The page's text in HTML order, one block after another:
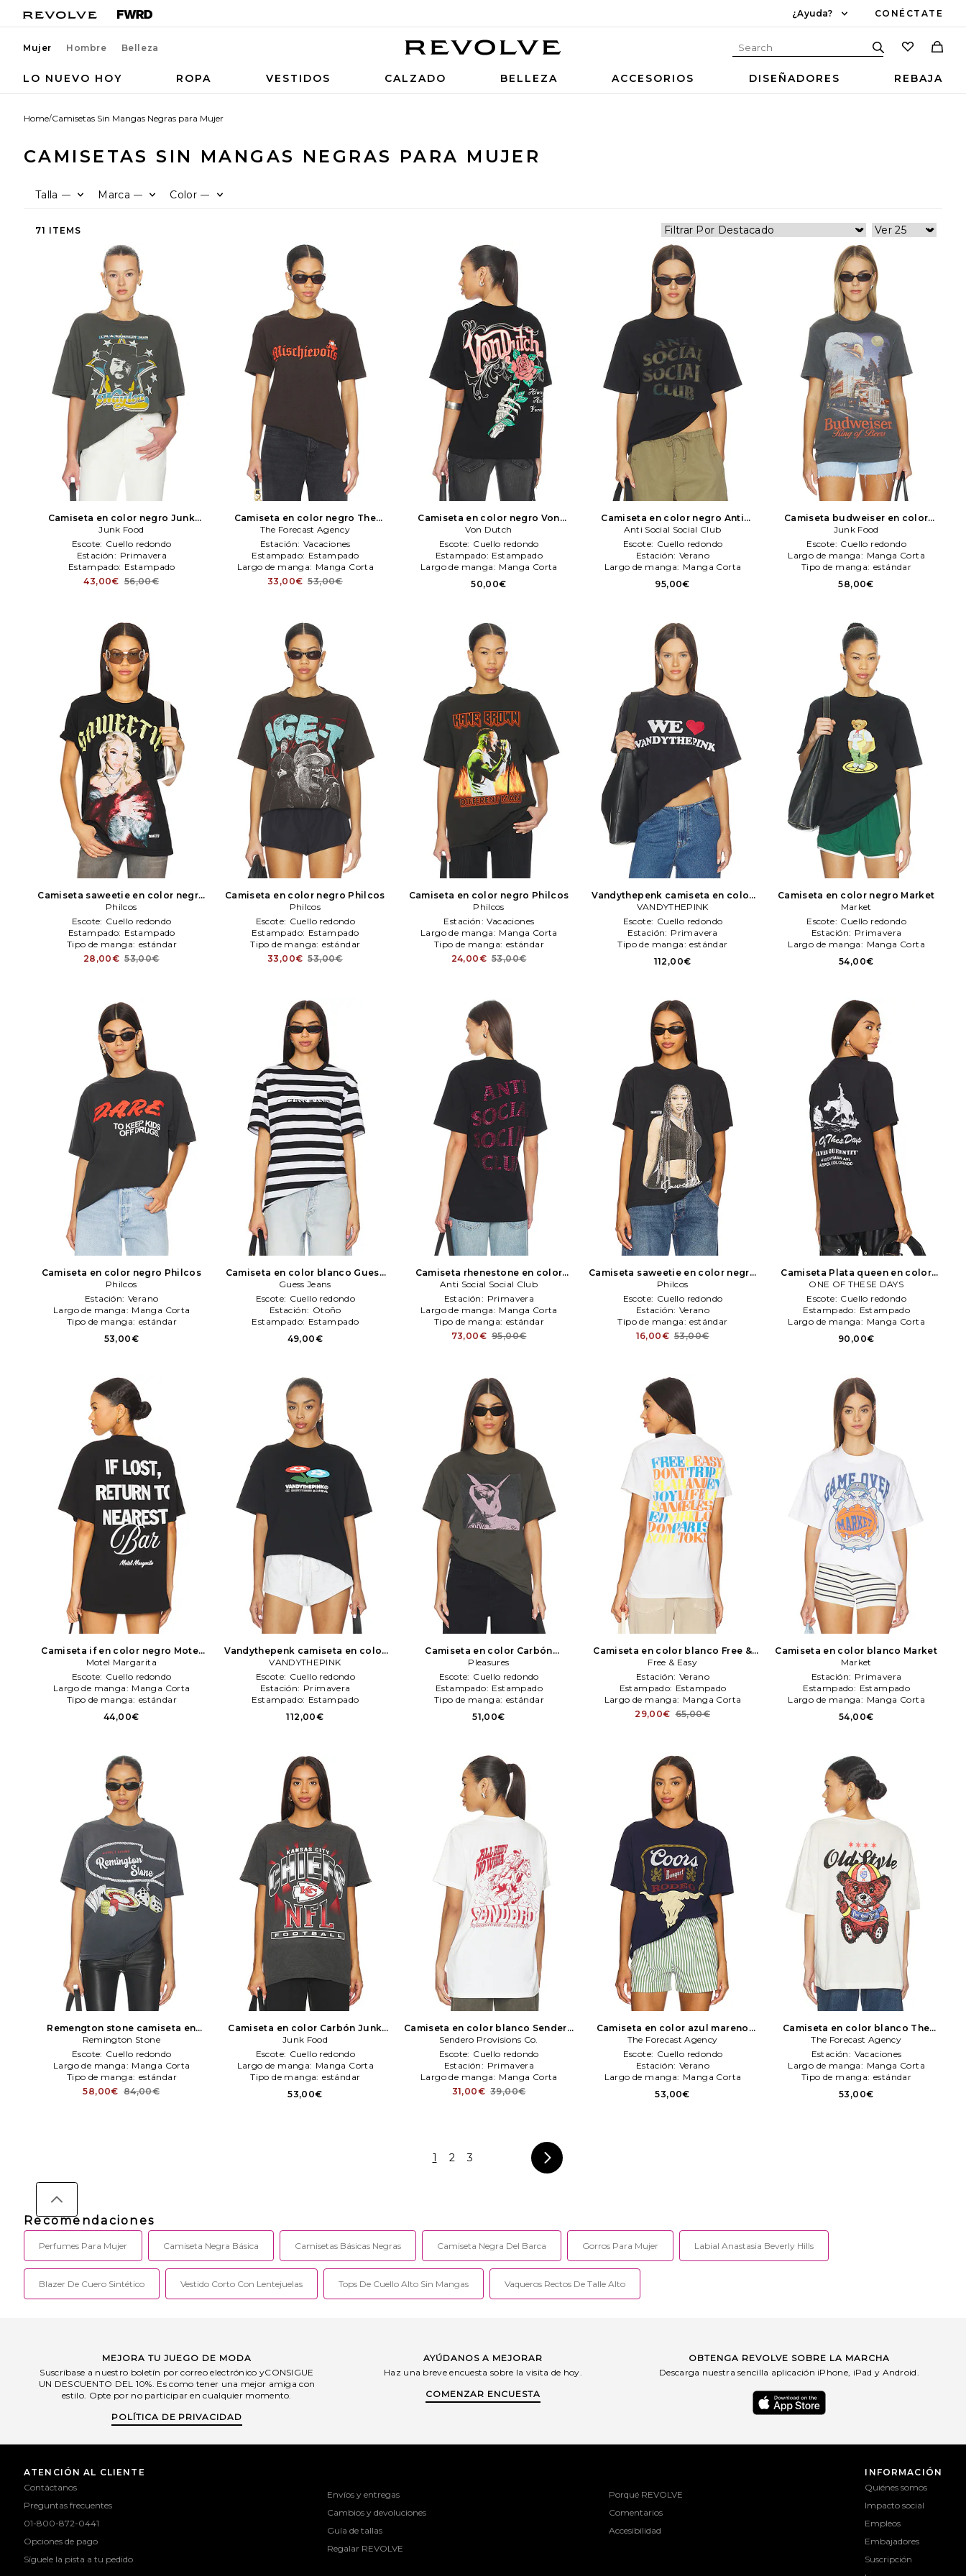
¿Ayuda? CONÉCTATE
Mujer Hombre Belleza
LO NUEVO HOY ROPA VESTIDOS CALZADO BELLEZA ACCESORIOS DISEÑADORES REBAJA
Home/Camisetas Sin Mangas Negras para Mujer
CAMISETAS SIN MANGAS NEGRAS PARA MUJER
Talla — Marca — Color —
71 ITEMS
Camiseta en color negro Junk
Food
Junk Food
Escote: Cuello redondo
Estación: Primavera
Estampado: Estampado
43,00€ 56,00€
Camiseta en color negro The
Forecast Agency
The Forecast Agency
Estación: Vacaciones
Estampado: Estampado
Largo de manga: Manga Corta
33,00€ 53,00€
Camiseta en color negro Von
Dutch
Von Dutch
Escote: Cuello redondo
Estampado: Estampado
Largo de manga: Manga Corta
50,00€
Camiseta en color negro Anti
Social Social Club
Anti Social Social Club
Escote: Cuello redondo
Estación: Verano
Largo de manga: Manga Corta
95,00€
Camiseta budweiser en color
negro Junk Food
Junk Food
Escote: Cuello redondo
Largo de manga: Manga Corta
Tipo de manga: estándar
58,00€
Camiseta saweetie en color negro
Philcos
Philcos
Escote: Cuello redondo
Estampado: Estampado
Tipo de manga: estándar
28,00€ 53,00€
Camiseta en color negro Philcos
Philcos
Escote: Cuello redondo
Estampado: Estampado
Tipo de manga: estándar
33,00€ 53,00€
Camiseta en color negro Philcos
Philcos
Estación: Vacaciones
Largo de manga: Manga Corta
Tipo de manga: estándar
24,00€ 53,00€
Vandythepenk camiseta en color
negro VANDYTHEPINK
VANDYTHEPINK
Escote: Cuello redondo
Estación: Primavera
Tipo de manga: estándar
112,00€
Camiseta en color negro Market
Market
Escote: Cuello redondo
Estación: Primavera
Largo de manga: Manga Corta
54,00€
Camiseta en color negro Philcos
Philcos
Estación: Verano
Largo de manga: Manga Corta
Tipo de manga: estándar
53,00€
Camiseta en color blanco Guess
Jeans
Guess Jeans
Escote: Cuello redondo
Estación: Otoño
Estampado: Estampado
49,00€
Camiseta rhenestone en color
negro Anti Social Social Club
Anti Social Social Club
Estación: Primavera
Largo de manga: Manga Corta
Tipo de manga: estándar
73,00€ 95,00€
Camiseta saweetie en color negro
Philcos
Philcos
Escote: Cuello redondo
Estación: Verano
Tipo de manga: estándar
16,00€ 53,00€
Camiseta Plata queen en color
negro ONE OF THESE DAYS
ONE OF THESE DAYS
Escote: Cuello redondo
Estampado: Estampado
Largo de manga: Manga Corta
90,00€
Camiseta if en color negro Motel
Margarita
Motel Margarita
Escote: Cuello redondo
Largo de manga: Manga Corta
Tipo de manga: estándar
44,00€
Vandythepenk camiseta en color
negro VANDYTHEPINK
VANDYTHEPINK
Escote: Cuello redondo
Estación: Primavera
Estampado: Estampado
112,00€
Camiseta en color Carbón
Pleasures
Pleasures
Escote: Cuello redondo
Estampado: Estampado
Tipo de manga: estándar
51,00€
Camiseta en color blanco Free &
Easy
Free & Easy
Estación: Verano
Estampado: Estampado
Largo de manga: Manga Corta
29,00€ 65,00€
Camiseta en color blanco Market
Market
Estación: Primavera
Estampado: Estampado
Largo de manga: Manga Corta
54,00€
Remengton stone camiseta en
color azul mareno Remington
Stone
Remington Stone
Escote: Cuello redondo
Largo de manga: Manga Corta
Tipo de manga: estándar
58,00€ 84,00€
Camiseta en color Carbón Junk
Food
Junk Food
Escote: Cuello redondo
Largo de manga: Manga Corta
Tipo de manga: estándar
53,00€
Camiseta en color blanco Sendero
Provisions Co.
Sendero Provisions Co.
Escote: Cuello redondo
Estación: Primavera
Largo de manga: Manga Corta
31,00€ 39,00€
Camiseta en color azul mareno
The Forecast Agency
The Forecast Agency
Escote: Cuello redondo
Estación: Verano
Largo de manga: Manga Corta
53,00€
Camiseta en color blanco The
Forecast Agency
The Forecast Agency
Estación: Vacaciones
Largo de manga: Manga Corta
Tipo de manga: estándar
53,00€
1 2 3
Recomendaciones
Perfumes Para Mujer Camiseta Negra Básica Camisetas Básicas Negras Camiseta Negra Del Barca Gorros Para Mujer Labial Anastasia Beverly Hills
Blazer De Cuero Sintético Vestido Corto Con Lentejuelas Tops De Cuello Alto Sin Mangas Vaqueros Rectos De Talle Alto
MEJORA TU JUEGO DE MODA
Suscríbase a nuestro boletín por correo electrónico yCONSIGUE
UN DESCUENTO DEL 10%. Es como tener una mejor amiga con
estilo. Opte por no participar en cualquier momento.
POLÍTICA DE PRIVACIDAD
AYÚDANOS A MEJORAR
Haz una breve encuesta sobre la visita de hoy.
COMENZAR ENCUESTA
OBTENGA REVOLVE SOBRE LA MARCHA
Descarga nuestra sencilla aplicación iPhone, iPad y Android.
ATENCIÓN AL CLIENTE
Contáctanos
Preguntas frecuentes
01-800-872-0441
Opciones de pago
Síguele la pista a tu pedido
Envíos y entregas
Cambios y devoluciones
Guía de tallas
Regalar REVOLVE
Porqué REVOLVE
Comentarios
Accesibilidad
INFORMACIÓN
Quiénes somos
Impacto social
Empleos
Embajadores
Suscripción